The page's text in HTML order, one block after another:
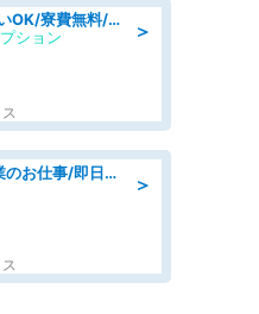
＞
検品・検査/高収入/日払いOK/寮費無料/日勤/20・30・40代活躍中
ション
＞
営業/商社でのルート営業のお仕事/即日勤務可/車通勤可/営業